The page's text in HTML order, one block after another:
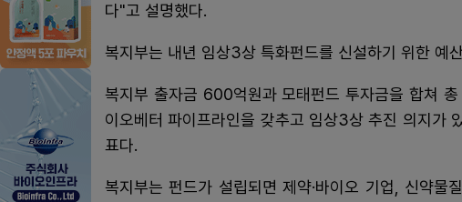
다"고 설명했다.
복지부는 내년 임상3상 특화펀드를 신설하기 위한 예
복지부 출자금 600억원과 모태펀드 투자금을 합쳐
이오베터 파이프라인을 갖추고 임상3상 추진 의지가
표다.
복지부는 펀드가 설립되면 제약·바이오 기업, 신약물